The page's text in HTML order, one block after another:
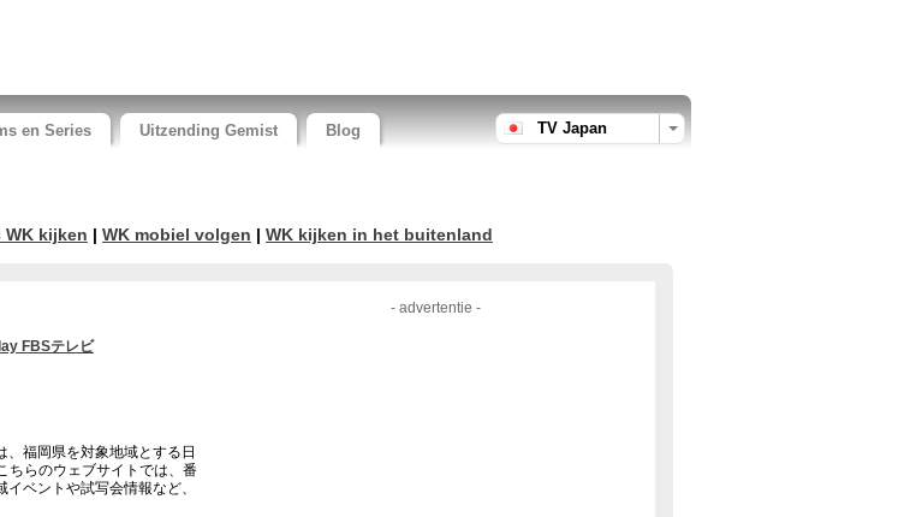
en Series Uitzending Gemist Blog TV Japan
WK kijken | WK mobiel volgen | WK kijken in het buitenland
- advertentie -
FBSテレビ
、福岡県を対象地域とする日
ちらのウェブサイトでは、番
ベントや試写会情報など、